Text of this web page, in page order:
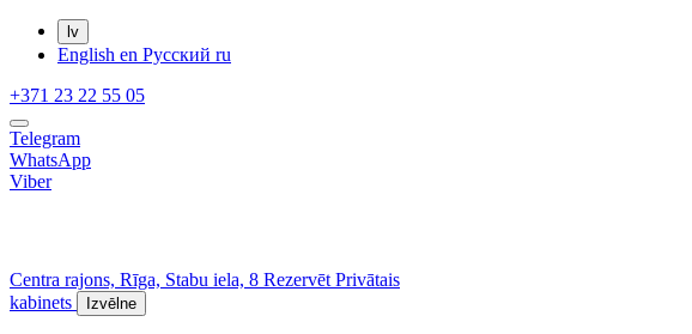
lv
English en Русский ru
+371 23 22 55 05
Telegram
WhatsApp
Viber
Centra rajons, Rīga, Stabu iela, 8 Rezervēt Privātais
kabinets
Izvēlne